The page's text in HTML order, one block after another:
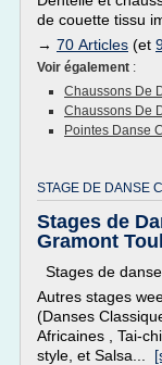
de couette tissu
→ 70 Articles (et
Voir également :
Chaussons De
Chaussons De
Pointes Danse
STAGE DE DANSE
Stages de
Gramont
Stages de
Autres stages
(Danses
Africaines , Tai-
style, et Salsa...